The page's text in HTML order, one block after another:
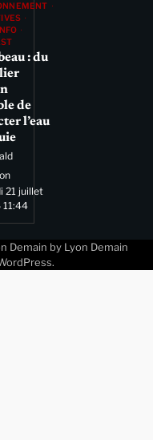
: du
de
l’eau
21 juillet
11:44
Demain by Lyon Demain
.